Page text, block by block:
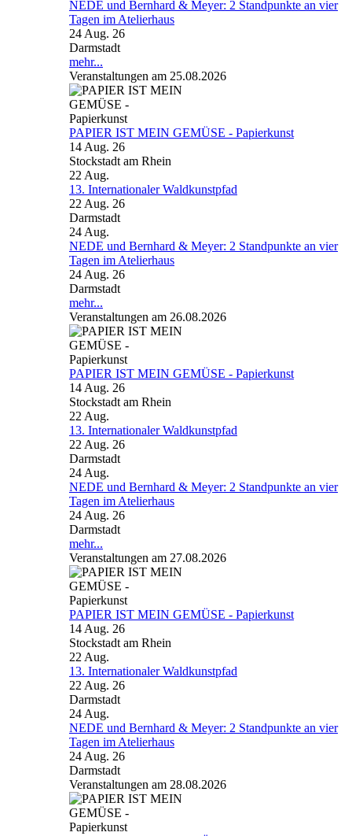
NEDE und Bernhard & Meyer: 2 Standpunkte an vier
Tagen im Atelierhaus
24 Aug. 26
Darmstadt
mehr...
Veranstaltungen am 25.08.2026
PAPIER IST MEIN GEMÜSE - Papierkunst
14 Aug. 26
Stockstadt am Rhein
22 Aug.
13. Internationaler Waldkunstpfad
22 Aug. 26
Darmstadt
24 Aug.
NEDE und Bernhard & Meyer: 2 Standpunkte an vier
Tagen im Atelierhaus
24 Aug. 26
Darmstadt
mehr...
Veranstaltungen am 26.08.2026
PAPIER IST MEIN GEMÜSE - Papierkunst
14 Aug. 26
Stockstadt am Rhein
22 Aug.
13. Internationaler Waldkunstpfad
22 Aug. 26
Darmstadt
24 Aug.
NEDE und Bernhard & Meyer: 2 Standpunkte an vier
Tagen im Atelierhaus
24 Aug. 26
Darmstadt
mehr...
Veranstaltungen am 27.08.2026
PAPIER IST MEIN GEMÜSE - Papierkunst
14 Aug. 26
Stockstadt am Rhein
22 Aug.
13. Internationaler Waldkunstpfad
22 Aug. 26
Darmstadt
24 Aug.
NEDE und Bernhard & Meyer: 2 Standpunkte an vier
Tagen im Atelierhaus
24 Aug. 26
Darmstadt
Veranstaltungen am 28.08.2026